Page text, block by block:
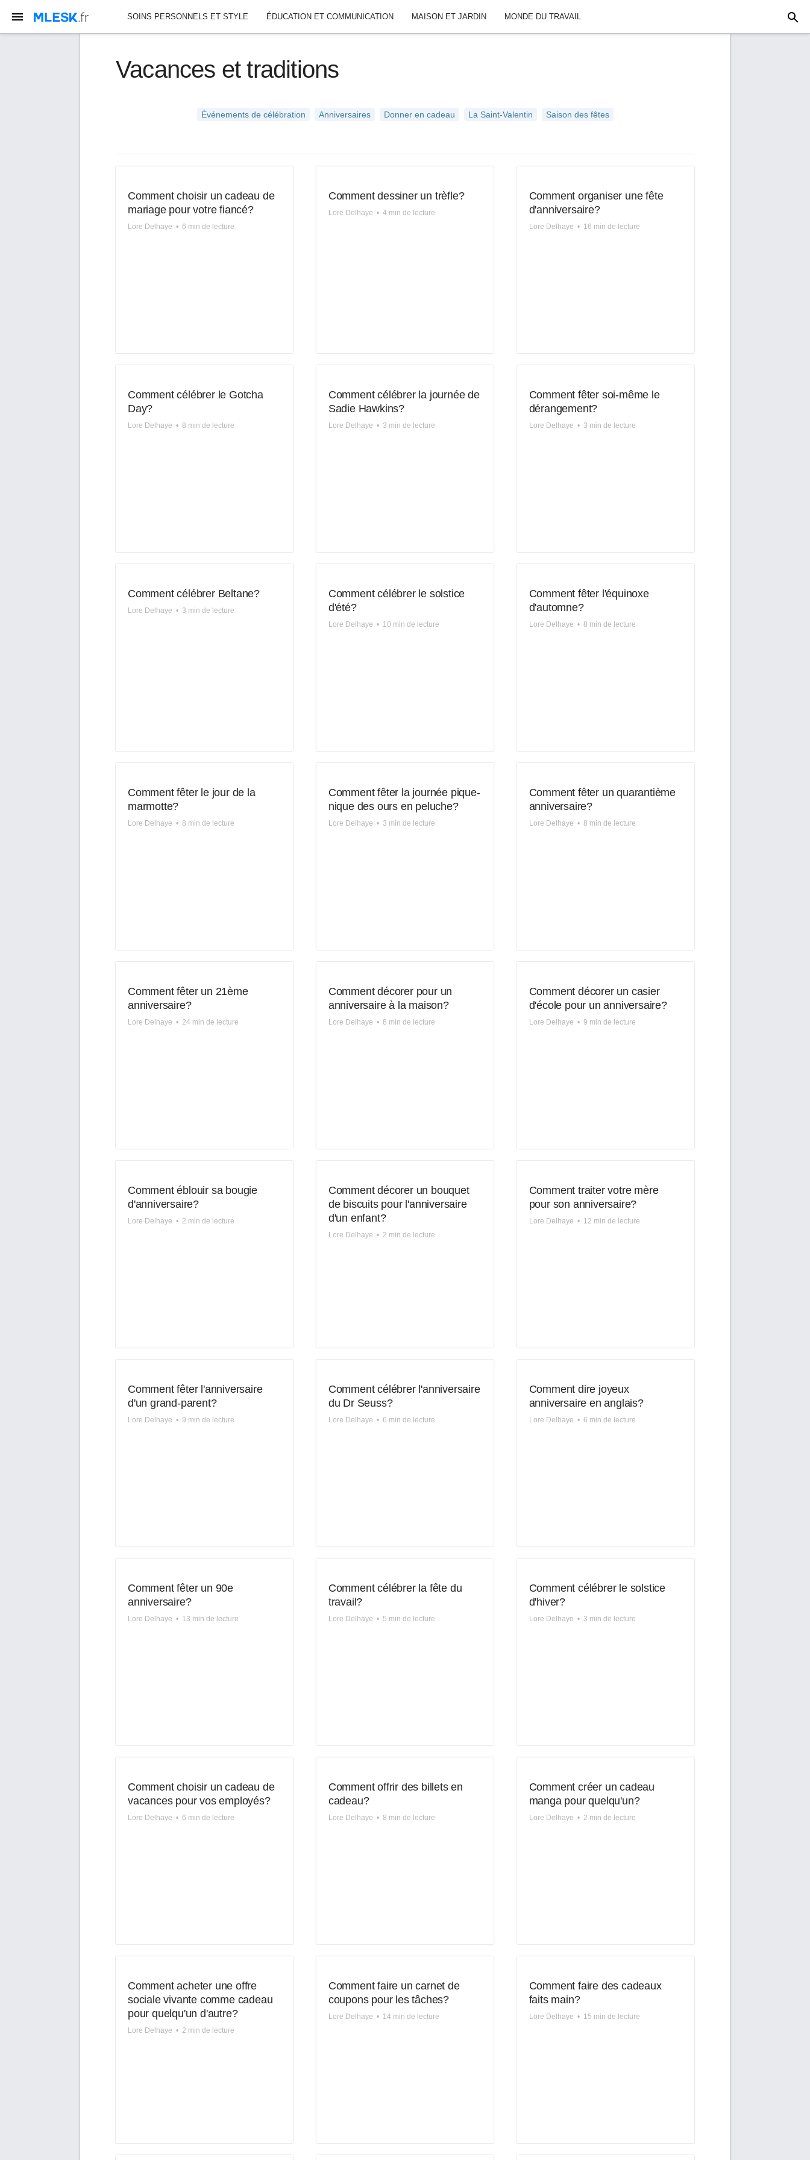
SOINS PERSONNELS ET STYLE ÉDUCATION ET COMMUNICATION MAISON ET JARDIN MONDE DU TRAVAIL
Vacances et traditions
Événements de célébration Anniversaires Donner en cadeau La Saint-Valentin Saison des fêtes
Comment choisir un cadeau de
mariage pour votre fiancé?
Lore Delhaye • 6 min de lecture
Comment dessiner un trèfle?
Lore Delhaye • 4 min de lecture
Comment organiser une fête
d'anniversaire?
Lore Delhaye • 16 min de lecture
Comment célébrer le Gotcha
Day?
Lore Delhaye • 8 min de lecture
Comment célébrer la journée de
Sadie Hawkins?
Lore Delhaye • 3 min de lecture
Comment fêter soi-même le
dérangement?
Lore Delhaye • 3 min de lecture
Comment célébrer Beltane?
Lore Delhaye • 3 min de lecture
Comment célébrer le solstice
d'été?
Lore Delhaye • 10 min de lecture
Comment fêter l'équinoxe
d'automne?
Lore Delhaye • 8 min de lecture
Comment fêter le jour de la
marmotte?
Lore Delhaye • 8 min de lecture
Comment fêter la journée pique-
nique des ours en peluche?
Lore Delhaye • 3 min de lecture
Comment fêter un quarantième
anniversaire?
Lore Delhaye • 8 min de lecture
Comment fêter un 21ème
anniversaire?
Lore Delhaye • 24 min de lecture
Comment décorer pour un
anniversaire à la maison?
Lore Delhaye • 8 min de lecture
Comment décorer un casier
d'école pour un anniversaire?
Lore Delhaye • 9 min de lecture
Comment éblouir sa bougie
d'anniversaire?
Lore Delhaye • 2 min de lecture
Comment décorer un bouquet
de biscuits pour l'anniversaire
d'un enfant?
Lore Delhaye • 2 min de lecture
Comment traiter votre mère
pour son anniversaire?
Lore Delhaye • 12 min de lecture
Comment fêter l'anniversaire
d'un grand-parent?
Lore Delhaye • 9 min de lecture
Comment célébrer l'anniversaire
du Dr Seuss?
Lore Delhaye • 6 min de lecture
Comment dire joyeux
anniversaire en anglais?
Lore Delhaye • 6 min de lecture
Comment fêter un 90e
anniversaire?
Lore Delhaye • 13 min de lecture
Comment célébrer la fête du
travail?
Lore Delhaye • 5 min de lecture
Comment célébrer le solstice
d'hiver?
Lore Delhaye • 3 min de lecture
Comment choisir un cadeau de
vacances pour vos employés?
Lore Delhaye • 6 min de lecture
Comment offrir des billets en
cadeau?
Lore Delhaye • 8 min de lecture
Comment créer un cadeau
manga pour quelqu'un?
Lore Delhaye • 2 min de lecture
Comment acheter une offre
sociale vivante comme cadeau
pour quelqu'un d'autre?
Lore Delhaye • 2 min de lecture
Comment faire un carnet de
coupons pour les tâches?
Lore Delhaye • 14 min de lecture
Comment faire des cadeaux
faits main?
Lore Delhaye • 15 min de lecture